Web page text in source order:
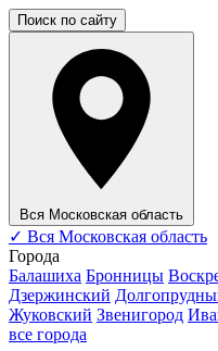
Поиск по сайту
Вся Московская область
✓ Вся Московская область
Города
Балашиха Бронницы
Дзержинский
Жуковский Звенигород
все города